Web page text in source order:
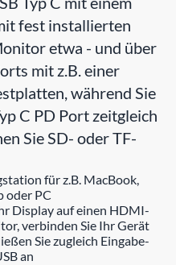
fest installierten
etwa - und über
mit z.B. einer
während Sie
C PD Port zeitgleich
Sie SD- oder TF-
für z.B. MacBook,
oder PC
Display auf einen HDMI-
verbinden Sie Ihr Gerät
Sie zugleich Eingabe-
an